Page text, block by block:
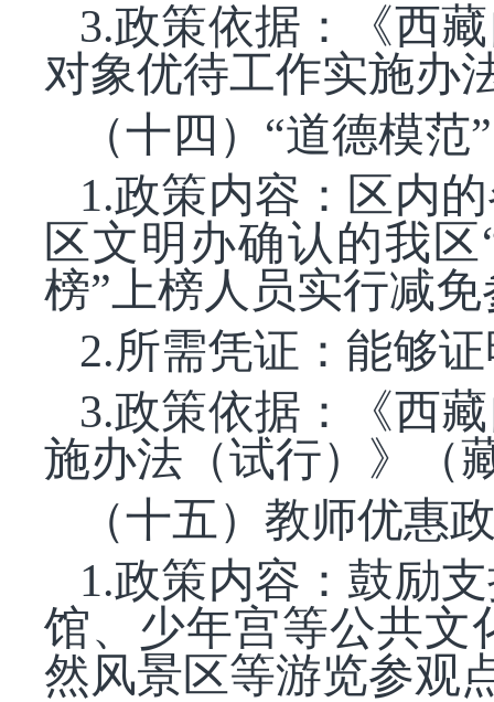
3.政策依据：《西
对象优待工作实施办
（十四） “道德模范
1.政策内容：区内
区文明办确认的我
榜”上榜人员实行减
2.所需凭证：能够
3.政策依据：《西
施办法（试行）》（
（十五）教师优惠
1.政策内容：鼓励
馆、少年宫等公共文
然风景区等游览参观